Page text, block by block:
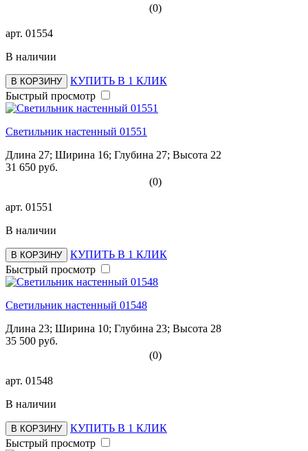
(0)
арт. 01554
В наличии
В КОРЗИНУ
КУПИТЬ В 1 КЛИК
Быстрый просмотр
Светильник настенный 01551
Длина 27; Ширина 16; Глубина 27; Высота 22
31 650 руб.
(0)
арт. 01551
В наличии
В КОРЗИНУ
КУПИТЬ В 1 КЛИК
Быстрый просмотр
Светильник настенный 01548
Длина 23; Ширина 10; Глубина 23; Высота 28
35 500 руб.
(0)
арт. 01548
В наличии
В КОРЗИНУ
КУПИТЬ В 1 КЛИК
Быстрый просмотр